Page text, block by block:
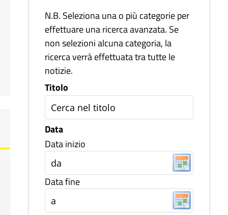
N.B. Seleziona una o più categorie per
effettuare una ricerca avanzata. Se
non selezioni alcuna categoria, la
ricerca verrà effettuata tra tutte le
notizie.
Titolo
Data
Data inizio
Data fine